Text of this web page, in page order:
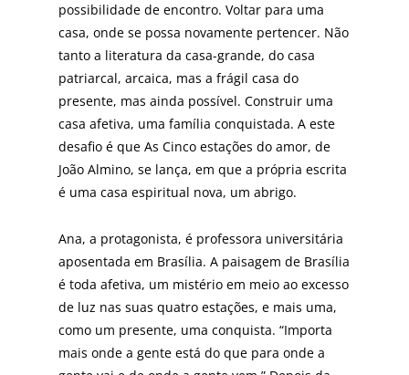
possibilidade de encontro. Voltar para uma
casa, onde se possa novamente pertencer. Não
tanto a literatura da casa-grande, do casa
patriar­cal, arcaica, mas a frágil casa do
presente, mas ainda possível. Construir uma
casa afe­tiva, uma família conquistada. A este
desa­fio é que As Cinco estações do amor, de
João Almino, se lança, em que a própria escrita
é uma casa espiritual nova, um abrigo.
Ana, a protagonista, é professora universitária
aposentada em Brasília. A paisagem de Brasília
é toda afetiva, um mistério em meio ao excesso
de luz nas suas quatro estações, e mais uma,
como um presente, uma conquista. “Importa
mais onde a gente está do que para onde a